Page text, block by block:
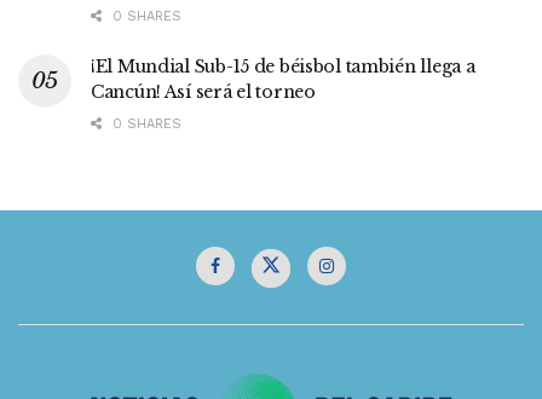
0 SHARES
¡El Mundial Sub-15 de béisbol también llega a
Cancún! Así será el torneo
0 SHARES